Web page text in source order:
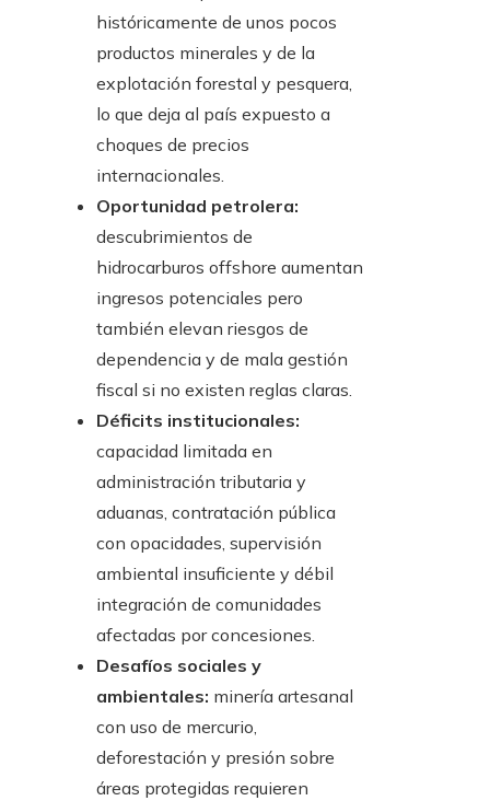
históricamente de unos pocos
productos minerales y de la
explotación forestal y pesquera,
lo que deja al país expuesto a
choques de precios
internacionales.
Oportunidad petrolera:
descubrimientos de
hidrocarburos offshore aumentan
ingresos potenciales pero
también elevan riesgos de
dependencia y de mala gestión
fiscal si no existen reglas claras.
Déficits institucionales:
capacidad limitada en
administración tributaria y
aduanas, contratación pública
con opacidades, supervisión
ambiental insuficiente y débil
integración de comunidades
afectadas por concesiones.
Desafíos sociales y
ambientales: minería artesanal
con uso de mercurio,
deforestación y presión sobre
áreas protegidas requieren